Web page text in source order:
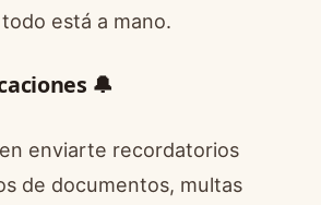
está a mano.
🔔
enviarte recordatorios
de documentos, multas